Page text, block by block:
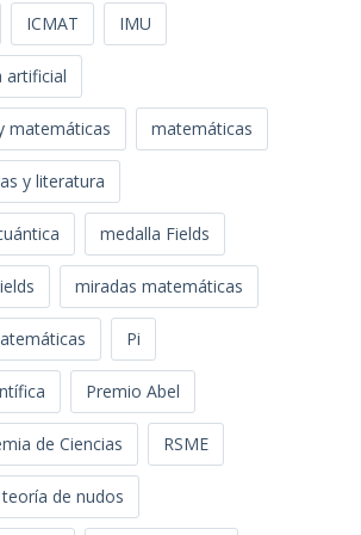
ICMAT IMU
artificial
matemáticas matemáticas
y literatura
medalla Fields
miradas matemáticas
Pi
Premio Abel
de Ciencias RSME
teoría de nudos